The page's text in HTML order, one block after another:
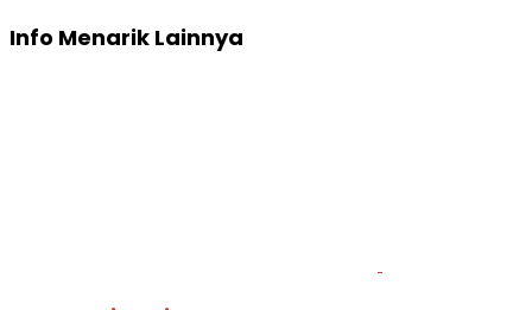
Info Menarik Lainnya